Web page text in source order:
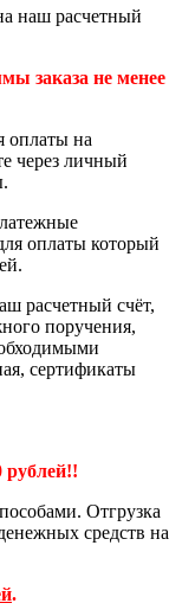
наш расчетный
заказа не менее
оплаты на
через личный
оплаты который
расчетный счёт,
поручения,
сертификаты
рублей!!
Отгрузка
средств на
.